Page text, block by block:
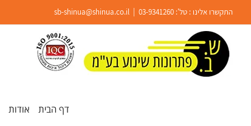
פתח סרגל נגישות
content
התקשרו אלינו : טל': 03-9341260
sb-shinua@shinua.co.il
דף הבית אודות